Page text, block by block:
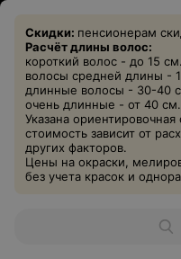
Скидки: пенсионерам
Расчёт длины волос:
короткий волос - до 15 см.
волосы средней длины -
длинные волосы - 30-40
очень длинные - от 40 см.
Указана
стоимость зависит от
других факторов.
Цены на окраски,
без учета красок и